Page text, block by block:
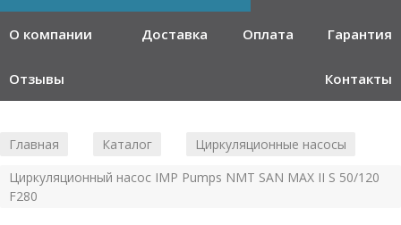
О компании Доставка Оплата Гарантия
Отзывы Контакты
Главная Каталог Циркуляционные насосы
Циркуляционный насос IMP Pumps NMT SAN MAX II S 50/120
F280